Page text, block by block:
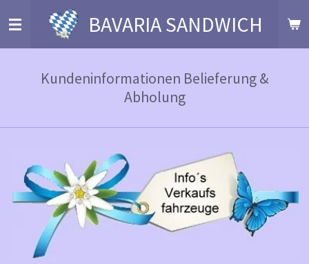
Hauptinhalt
BAVARIA SANDWICH
Kundeninformationen Belieferung &
Abholung